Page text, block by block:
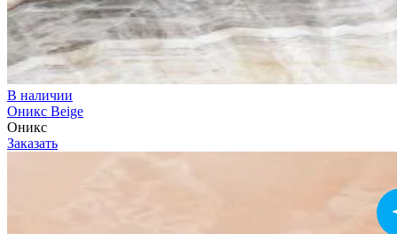
В наличии
Оникс Beige
Оникс
Заказать